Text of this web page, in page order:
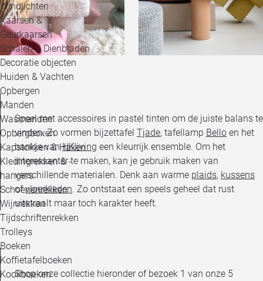
Windlichten
Kaarsen &
Geurkaarsen
Schalen & Dienbladen
Decoratie objecten
Huiden & Vachten
Opbergen
Manden
Wasmanden
Opbergboxen
Kapstokken & Haken
Kledingrekken & -
hangers
Schoenenrekken
Wijnrekken
Tijdschriftenrekken
Trolleys
Boeken
Koffietafelboeken
Kookboeken
Speel met accessoires in pastel tinten om de juiste balans te
vinden. Zo vormen bijzettafel Tjade, tafellamp Bello en het
bankje vanHKliving een kleurrijk ensemble. Om het
interessanter te maken, kan je gebruik maken van
verschillende materialen. Denk aan warme plaids, kussens
ofvloerkleden. Zo ontstaat een speels geheel dat rust
uitstraalt maar toch karakter heeft.
Shop onze collectie hieronder of bezoek 1 van onze 5